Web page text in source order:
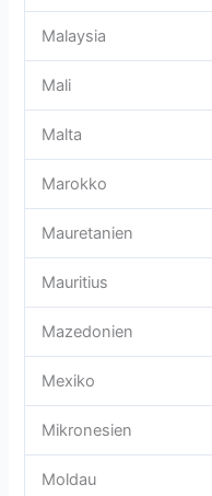
Malaysia
Mali
Malta
Marokko
Mauretanien
Mauritius
Mazedonien
Mexiko
Mikronesien
Moldau